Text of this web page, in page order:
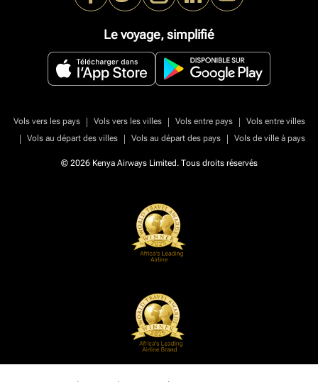
Le voyage, simplifié
Vols vers les pays | Vols vers les villes | Vols entre pays |
Vols entre villes
|
Vols au départ des villes | Vols au départ des pays | Vols de ville à pays
© 2026 Kenya Airways Limited. Tous droits réservés